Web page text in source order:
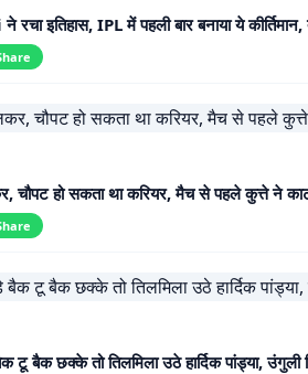
इतिहास, IPL में पहली बार बनाया ये कीर्तिमान,
हो सकता था करियर, मैच से पहले कुत्ते ने
बैक छक्के तो तिलमिला उठे हार्दिक पांड्या,